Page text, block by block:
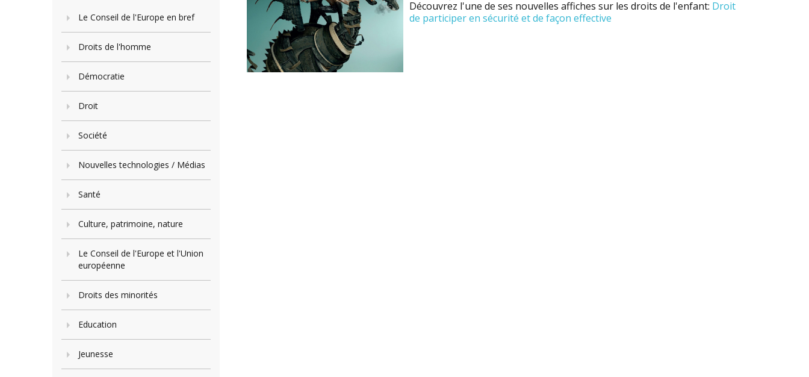
Le Conseil de l'Europe en bref
Droits de l'homme
Démocratie
Droit
Société
Nouvelles technologies / Médias
Santé
Culture, patrimoine, nature
Le Conseil de l'Europe et l'Union
européenne
Droits des minorités
Education
Jeunesse
Découvrez l'une de ses nouvelles affiches sur les droits de l'enfant: Droit
de participer en sécurité et de façon effective